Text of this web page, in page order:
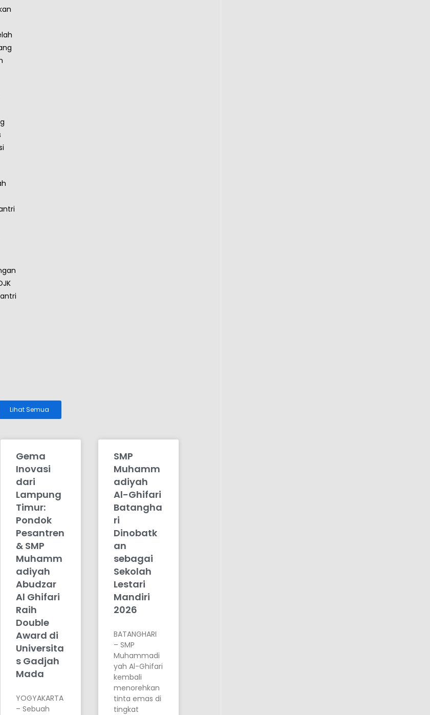
Lihat Semua
Gema
Inovasi
dari
Lampung
Timur:
Pondok
Pesantren
& SMP
Muhamm
adiyah
Abudzar
Al Ghifari
Raih
Double
Award di
Universita
s Gadjah
Mada
YOGYAKARTA
– Sebuah
SMP
Muhamm
adiyah
Al-Ghifari
Batangha
ri
Dinobatk
an
sebagai
Sekolah
Lestari
Mandiri
2026
BATANGHARI
– SMP
Muhammadi
yah Al-Ghifari
kembali
menorehkan
tinta emas di
tingkat